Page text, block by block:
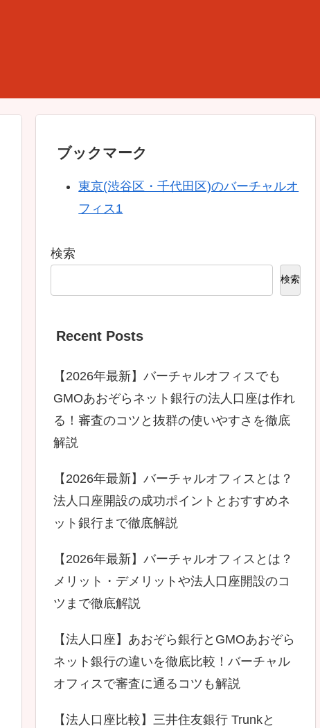
ブックマーク
東京(渋谷区・千代田区)のバーチャルオ
フィス1
検索
検索
Recent Posts
【2026年最新】バーチャルオフィスでも
GMOあおぞらネット銀行の法人口座は作れ
る！審査のコツと抜群の使いやすさを徹底
解説
【2026年最新】バーチャルオフィスとは？
法人口座開設の成功ポイントとおすすめネ
ット銀行まで徹底解説
【2026年最新】バーチャルオフィスとは？
メリット・デメリットや法人口座開設のコ
ツまで徹底解説
【法人口座】あおぞら銀行とGMOあおぞら
ネット銀行の違いを徹底比較！バーチャル
オフィスで審査に通るコツも解説
【法人口座比較】三井住友銀行 Trunkと